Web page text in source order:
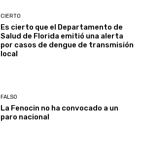
CIERTO
Es cierto que el Departamento de
Salud de Florida emitió una alerta
por casos de dengue de transmisión
local
FALSO
La Fenocin no ha convocado a un
paro nacional